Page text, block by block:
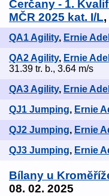
Čerčany - 1.
MČR 2025 kat. I/L
QA1 Agility, Ernie
QA2 Agility, Ernie
31.39 tr. b., 3.64 m/s
QA3 Agility, Ernie
QJ1 Jumping, Ernie
QJ2 Jumping, Ernie
QJ3 Jumping, Ernie
Bílany u
08. 02. 2025